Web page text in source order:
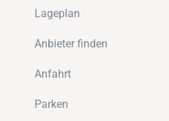
Lageplan
Anbieter finden
Anfahrt
Parken